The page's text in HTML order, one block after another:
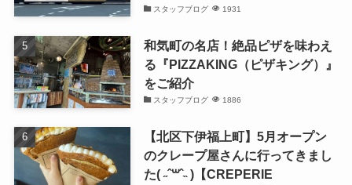
スタッフブログ 1931
和気町の名店！絶品ピザを味わえ
る『PIZZAKING（ピザキング）』
をご紹介
スタッフブログ 1886
【北区下伊福上町】5月オープン
のクレープ屋さんに行ってきまし
た( ˶ˆ꒳ˆ˵ )【CREPERIE